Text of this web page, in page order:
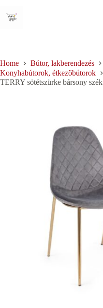
content
Home
Bútor, lakberendezés
Konyhabútorok, étkezõbútorok
TERRY sötétszürke bársony szék